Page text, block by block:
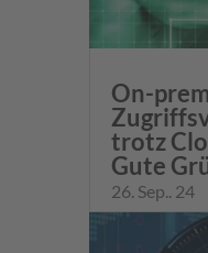
On-
trotz
Gute
26. Sep.. 24